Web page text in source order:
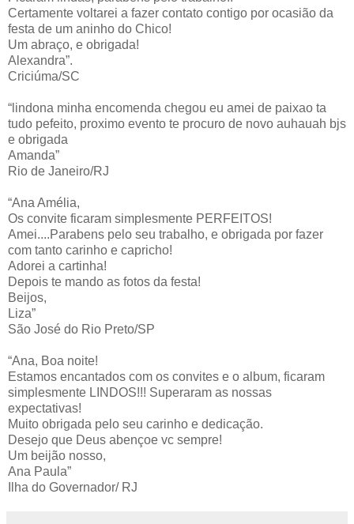
Certamente voltarei a fazer contato contigo por ocasião da
festa de um aninho do Chico!
Um abraço, e obrigada!
Alexandra”.
Criciúma/SC
“lindona minha encomenda chegou eu amei de paixao ta
tudo pefeito, proximo evento te procuro de novo auhauah bjs
e obrigada
Amanda”
Rio de Janeiro/RJ
“Ana Amélia,
Os convite ficaram simplesmente PERFEITOS!
Amei....Parabens pelo seu trabalho, e obrigada por fazer
com tanto carinho e capricho!
Adorei a cartinha!
Depois te mando as fotos da festa!
Beijos,
Liza”
São José do Rio Preto/SP
“Ana, Boa noite!
Estamos encantados com os convites e o album, ficaram
simplesmente LINDOS!!! Superaram as nossas
expectativas!
Muito obrigada pelo seu carinho e dedicação.
Desejo que Deus abençoe vc sempre!
Um beijão nosso,
Ana Paula”
Ilha do Governador/ RJ